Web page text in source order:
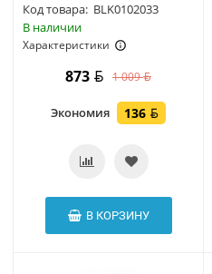
Код товара: BLK0102033
В наличии
Характеристики
873 1 009
Экономия 136
В КОРЗИНУ